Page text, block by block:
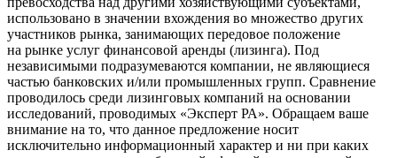
использовано в значении вхождения во множество других
участников рынка, занимающих передовое положение
на рынке услуг финансовой аренды (лизинга). Под
независимыми подразумеваются компании, не являющиеся
частью банковских и/или промышленных групп. Сравнение
проводилось среди лизинговых компаний на основании
исследований, проводимых «Эксперт РА». Обращаем ваше
внимание на то, что данное предложение носит
исключительно информационный характер и ни при каких